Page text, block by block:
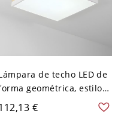
de techo LED de
geométrica, estilo
moderno y sencillo, de
madera, con 1 luz, para
€